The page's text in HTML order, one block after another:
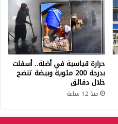
حرارة قياسية في أضنة.. أسفلت
بدرجة 200 مئوية وبيضة تنضج
خلال دقائق
منذ 12 ساعة